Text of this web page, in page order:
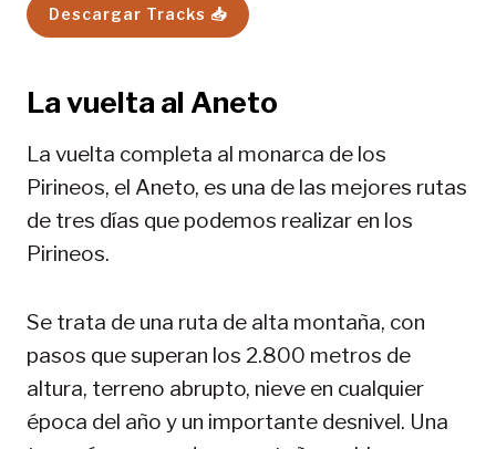
Descargar Tracks 📥
La vuelta al Aneto
La vuelta completa al monarca de los
Pirineos, el Aneto, es una de las mejores rutas
de tres días que podemos realizar en los
Pirineos.
Se trata de una ruta de alta montaña, con
pasos que superan los 2.800 metros de
altura, terreno abrupto, nieve en cualquier
época del año y un importante desnivel. Una